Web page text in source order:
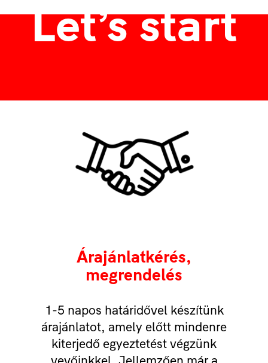
Let’s start
Árajánlatkérés,
megrendelés
1-5 napos határidővel készítünk
árajánlatot, amely előtt mindenre
kiterjedő egyeztetést végzünk